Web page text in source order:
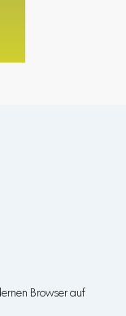
Browser auf